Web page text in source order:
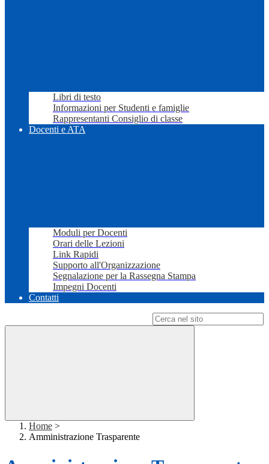
Libri di testo
Informazioni per Studenti e famiglie
Rappresentanti Consiglio di classe
Docenti e ATA
Moduli per Docenti
Orari delle Lezioni
Link Rapidi
Supporto all'Organizzazione
Segnalazione per la Rassegna Stampa
Impegni Docenti
Contatti
Home >
Amministrazione Trasparente